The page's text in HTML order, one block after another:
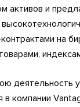
активов и
на
деятельность
компании